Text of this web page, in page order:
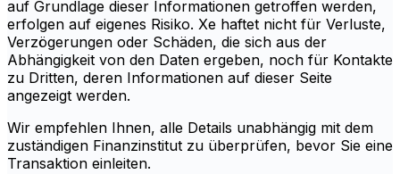
auf Grundlage dieser Informationen getroffen werden,
erfolgen auf eigenes Risiko. Xe haftet nicht für Verluste,
Verzögerungen oder Schäden, die sich aus der
Abhängigkeit von den Daten ergeben, noch für Kontakte
zu Dritten, deren Informationen auf dieser Seite
angezeigt werden.
Wir empfehlen Ihnen, alle Details unabhängig mit dem
zuständigen Finanzinstitut zu überprüfen, bevor Sie eine
Transaktion einleiten.